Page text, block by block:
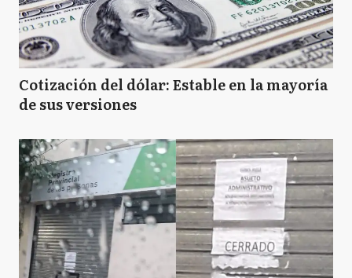
Cotización del dólar: Estable en la mayoría
de sus versiones